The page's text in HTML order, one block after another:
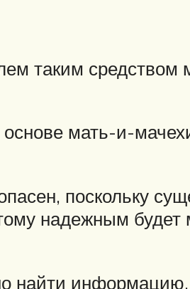
таким
мать-и-
поскольку
надежным будет
найти